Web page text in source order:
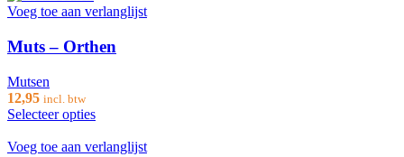
Voeg toe aan verlanglijst
Muts – Orthen
Mutsen
12,95 incl. btw
Selecteer opties
Voeg toe aan verlanglijst